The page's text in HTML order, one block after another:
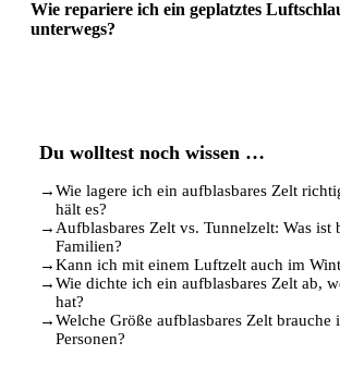
Wie repariere ich ein geplatztes
unterwegs?
Du wolltest noch wissen …
→Wie lagere ich ein aufblasbares Zelt
hält es?
→ Aufblasbares Zelt vs. Tunnelzelt: Was ist
Familien?
→Kann ich mit einem Luftzelt auch im
→Wie dichte ich ein aufblasbares Zelt ab,
hat?
→Welche Größe aufblasbares Zelt brauche
Personen?